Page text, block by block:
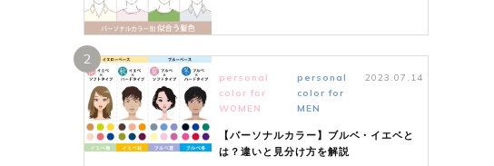
2
personal
color for
WOMEN
personal
color for
MEN
2023.07.14
【パーソナルカラー】ブルベ・イエベと
は？違いと見分け方を解説